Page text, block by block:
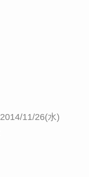
2014/11/26(水)